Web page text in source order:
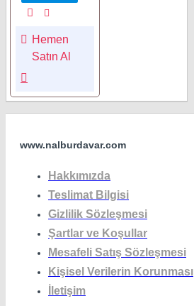
Hemen
Satın Al
www.nalburdavar.com
Hakkımızda
Teslimat Bilgisi
Gizlilik Sözleşmesi
Şartlar ve Koşullar
Mesafeli Satış Sözleşmesi
Kişisel Verilerin Korunması
İletişim